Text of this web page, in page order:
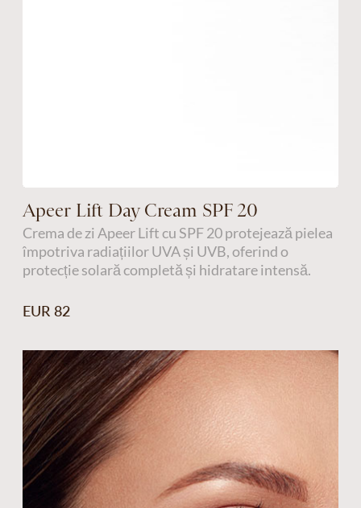
Apeer Lift Day Cream SPF 20
Crema de zi Apeer Lift cu SPF 20 protejează pielea
împotriva radiațiilor UVA și UVB, oferind o
protecție solară completă și hidratare intensă.
EUR 82